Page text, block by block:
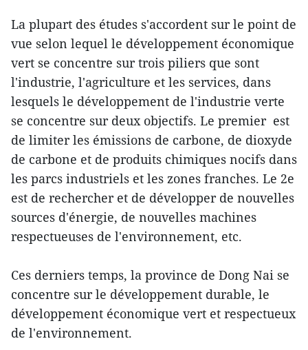
La plupart des études s'accordent sur le point de
vue selon lequel le développement économique
vert se concentre sur trois piliers que sont
l'industrie, l'agriculture et les services, dans
lesquels le développement de l'industrie verte
se concentre sur deux objectifs. Le premier est
de limiter les émissions de carbone, de dioxyde
de carbone et de produits chimiques nocifs dans
les parcs industriels et les zones franches. Le 2e
est de rechercher et de développer de nouvelles
sources d'énergie, de nouvelles machines
respectueuses de l'environnement, etc.
Ces derniers temps, la province de Dong Nai se
concentre sur le développement durable, le
développement économique vert et respectueux
de l'environnement.